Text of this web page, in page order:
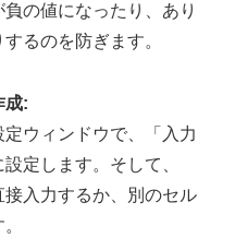
の値になったり、あり
るのを防ぎます。
成:
定ウィンドウで、「入力
定します。そして、
接入力するか、別のセル